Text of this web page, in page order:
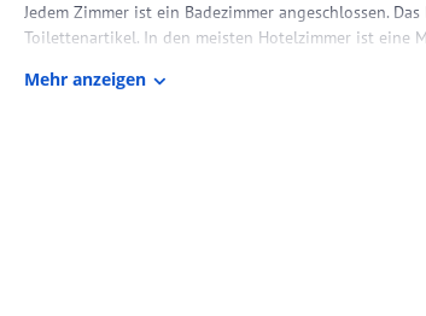
Jedem Zimmer ist ein Badezimmer angeschlossen.
Toilettenartikel. In den meisten Hotelzimmer ist eine
Zimmer erhältlich.
Mehr anzeigen